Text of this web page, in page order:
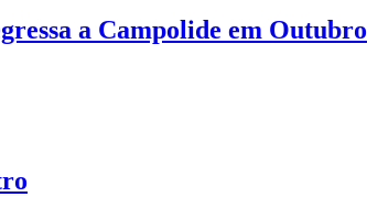
a Campolide em Outubro